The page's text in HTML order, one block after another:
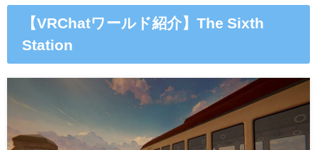
【VRChatワールド紹介】The Sixth
Station